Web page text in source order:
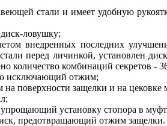
стали и имеет удобную
ловушку;
внедренных последних
перед личинкой, установлен
количество комбинаций секретов -
исключающий отжим;
поверхности защелки и на цековке
установку стопора в
предотвращающий отжим защелки.